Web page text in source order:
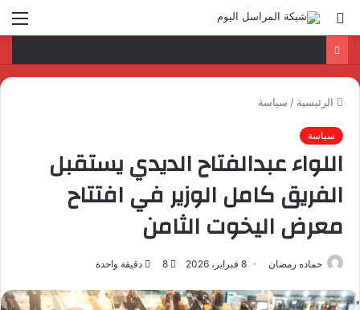
بحث
عن
الرئيسية / سياسة
سياسة
اللواء عبدالفتاح الديدي يستقبل
الفريق كامل الوزير في افتتاح
معرض اليخوت الثامن
حماده رمضان 8 فبراير، 2026 8 دقيقة واحدة